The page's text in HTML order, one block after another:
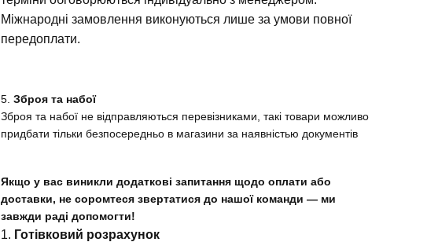
Міжнародні замовлення виконуються лише за умови повної
передоплати.
5.Зброя та набої
Зброя та набої не відправляються перевізниками, такі товари можливо
придбати тільки безпосередньо в магазини за наявністью документів
Якщо у вас виникли додаткові запитання щодо оплати або
доставки, не соромтеся звертатися до нашої команди — ми
завжди раді допомогти!
1. Готівковий розрахунок